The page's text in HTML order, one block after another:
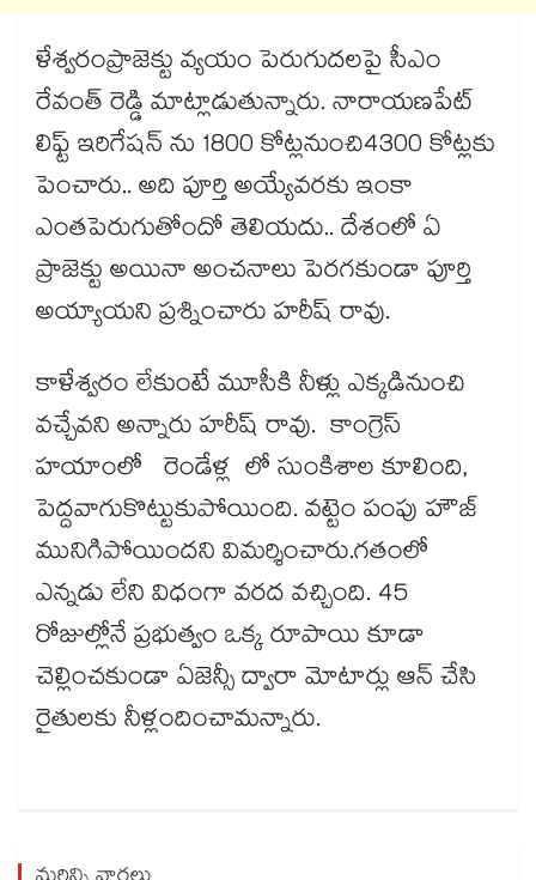
ళేశ్వరంప్రాజెక్టు వ్యయం పెరుగుదలపై సీఎం
రేవంత్ రెడ్డి మాట్లాడుతున్నారు. నారాయణపేట్
లిఫ్ట్ ఇరిగేషన్ ను 1800 కోట్లనుంచి4300 కోట్లకు
పెంచారు.. అది పూర్తి అయ్యేవరకు ఇంకా
ఎంతపెరుగుతోందో తెలియదు.. దేశంలో ఏ
ప్రాజెక్టు అయినా అంచనాలు పెరగకుండా పూర్తి
అయ్యాయని ప్రశ్నించారు హరీష్ రావు.
కాళేశ్వరం లేకుంటే మూసీకి నీళ్లు ఎక్కడినుంచి
వచ్చేవని అన్నారు హరీష్ రావు. కాంగ్రెస్
హయాంలో రెండేళ్ల లో సుంకిశాల కూలింది,
పెద్దవాగుకొట్టుకుపోయింది. వట్టెం పంపు హౌజ్
మునిగిపోయిందని విమర్శించారు.గతంలో
ఎన్నడు లేని విధంగా వరద వచ్చింది. 45
రోజుల్లోనే ప్రభుత్వం ఒక్క రూపాయి కూడా
చెల్లించకుండా ఏజెన్సీ ద్వారా మోటార్లు ఆన్ చేసి
రైతులకు నీళ్లందించామన్నారు.